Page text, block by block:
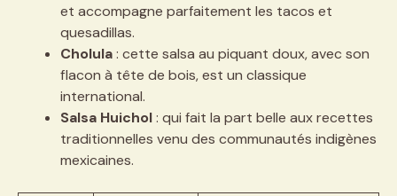
et accompagne parfaitement les tacos et
quesadillas.
Cholula: cette salsa au piquant doux, avec son
flacon à tête de bois, est un classique
international.
Salsa Huichol: qui fait la part belle aux recettes
traditionnelles venu des communautés indigènes
mexicaines.